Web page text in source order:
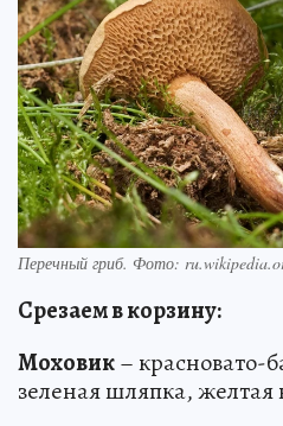
Перечный гриб. Фото:
Срезаем в корзину:
Моховик– красновато-
зеленая шляпка, желтая